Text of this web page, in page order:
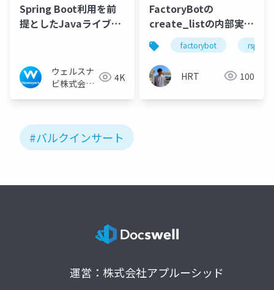
Spring Boot利用を前
提としたJavaライブラ
ウェルスナ
ビ株式会社
4K
FactoryBotの
create_listの内部実装
から紐解くテストデー
タ生成戦略
factorybot rspec
HRT 100
#バルクインサート
運営：株式会社アプルーシッド